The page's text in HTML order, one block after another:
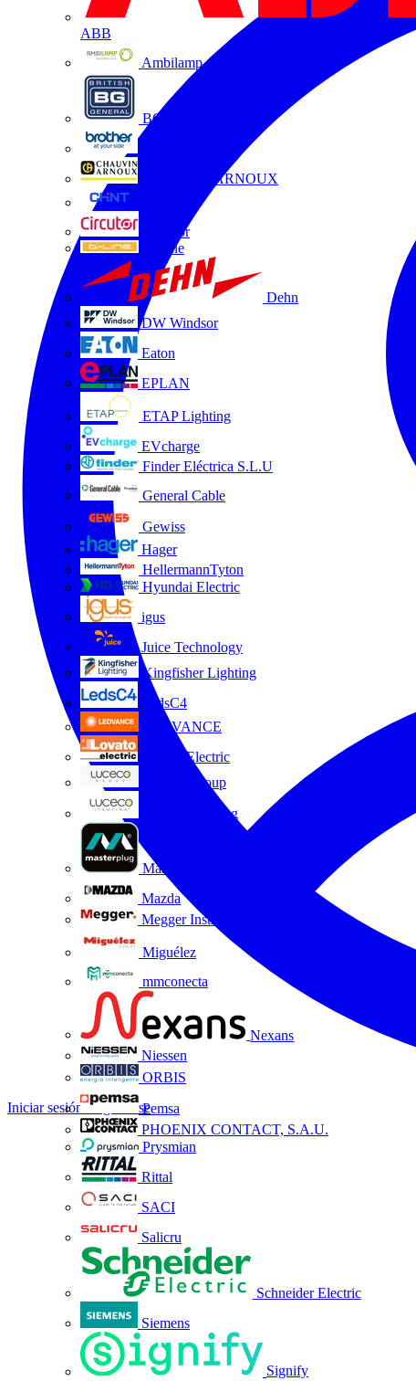
ABB
Ambilamp
BG Electrical
CHAUVIN ARNOUX
Circutor
D-Line
Dehn
DW Windsor
Eaton
EPLAN
ETAP Lighting
EVcharge
Finder Eléctrica S.L.U
General Cable
Gewiss
Hager
HellermannTyton
Hyundai Electric
igus
Juice Technology
Kingfisher Lighting
LedsC4
LEDVANCE
Lovato Electric
Luceco Group
Luceco Lighting
Masterplug
Mazda
Megger Instruments S.L.
Miguélez
mmconecta
Nexans
Niessen
ORBIS
Pemsa
PHOENIX CONTACT, S.A.U.
Prysmian
Rittal
SACI
Salicru
Schneider Electric
Siemens
Signify
Iniciar sesiónRegistrarse